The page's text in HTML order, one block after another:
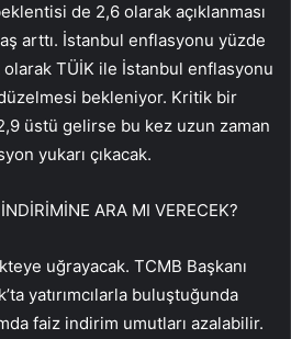
de 2,6 olarak açıklanması
ş arttı. İstanbul enflasyonu yüzde
TÜİK ile İstanbul enflasyonu
üzelmesi bekleniyor. Kritik bir
üstü gelirse bu kez uzun zaman
yukarı çıkacak.
ARA MI VERECEK?
uğrayacak. TCMB Başkanı
yatırımcılarla buluştuğunda
faiz indirim umutları azalabilir.